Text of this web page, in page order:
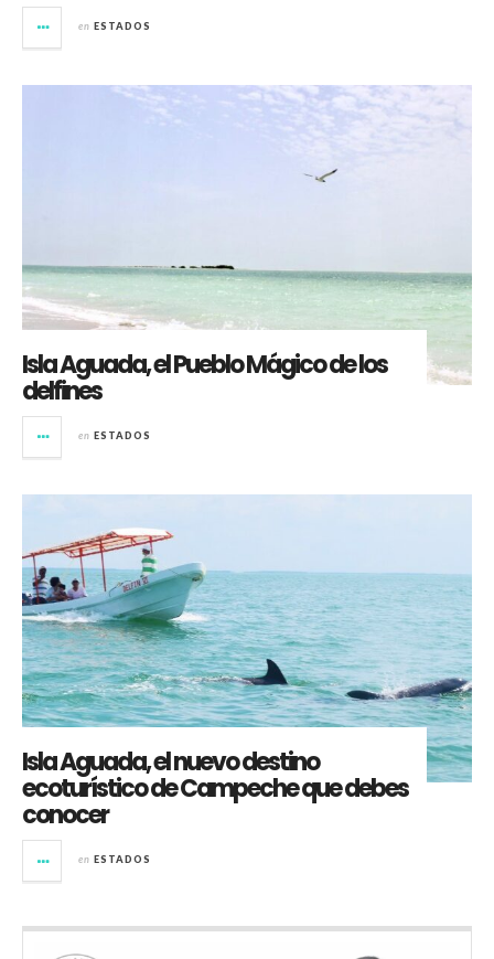
en ESTADOS
Isla Aguada, el Pueblo Mágico de los
delfines
en ESTADOS
Isla Aguada, el nuevo destino
ecoturístico de Campeche que debes
conocer
en ESTADOS